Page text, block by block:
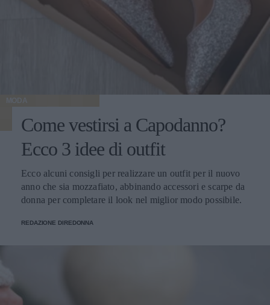
MODA
Come vestirsi a Capodanno?
Ecco 3 idee di outfit
Ecco alcuni consigli per realizzare un outfit per il nuovo
anno che sia mozzafiato, abbinando accessori e scarpe da
donna per completare il look nel miglior modo possibile.
REDAZIONE DIREDONNA